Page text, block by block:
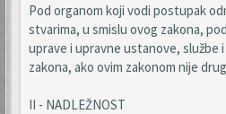
Pod organom koji vodi postupak
stvarima, u smislu ovog zakona,
uprave i upravne ustanove, službe
zakona, ako ovim zakonom nije
II - NADLEŽNOST